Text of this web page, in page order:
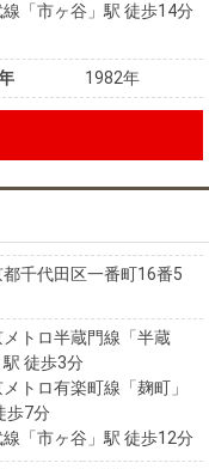
線「市ヶ谷」駅 徒歩14分
1982年
都千代田区一番町16番5
メトロ半蔵門線「半蔵
駅 徒歩3分
トロ有楽町線「麹町」
歩7分
線「市ヶ谷」駅 徒歩12分